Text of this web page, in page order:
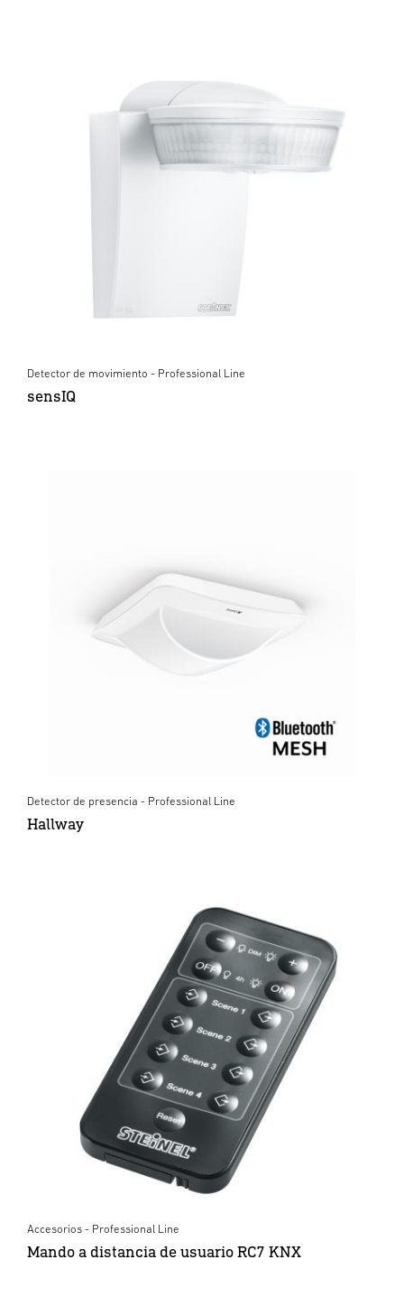
Detector de movimiento - Professional Line
sensIQ
Detector de presencia - Professional Line
Hallway
Accesorios - Professional Line
Mando a distancia de usuario RC7 KNX